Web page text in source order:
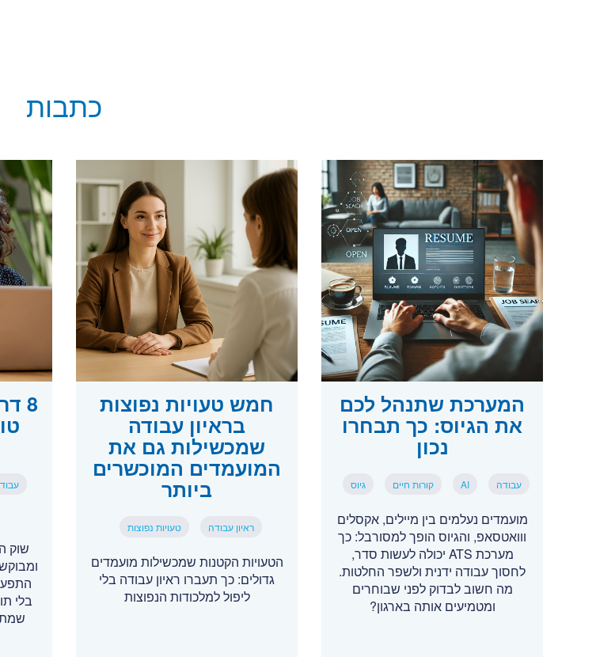
כתבות
המערכת שתנהל לכם
את הגיוס: כך תבחרו
נכון
עבודה AI קורות חיים גיוס
מועמדים נעלמים בין מיילים, אקסלים
ווואטסאפ, והגיוס הופך למסורבל: כך
מערכת ATS יכולה לעשות סדר,
לחסוך עבודה ידנית ולשפר החלטות.
מה חשוב לבדוק לפני שבוחרים
ומטמיעים אותה בארגון?
חמש טעויות נפוצות
בראיון עבודה
שמכשילות גם את
המועמדים המוכשרים
ביותר
ראיון עבודה טעויות נפוצות
הטעויות הקטנות שמכשילות מועמדים
גדולים: כך תעברו ראיון עבודה בלי
ליפול למלכודות הנפוצות
8
שוק
בלי